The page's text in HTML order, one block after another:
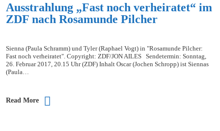
Ausstrahlung „Fast noch verheiratet“ im
ZDF nach Rosamunde Pilcher
Sienna (Paula Schramm) und Tyler (Raphael Vogt) in "Rosamunde Pilcher:
Fast noch verheiratet". Copyright: ZDF/JON AILES Sendetermin: Sonntag,
26. Februar 2017, 20.15 Uhr (ZDF) Inhalt Oscar (Jochen Schropp) ist Siennas
(Paula…
Read More